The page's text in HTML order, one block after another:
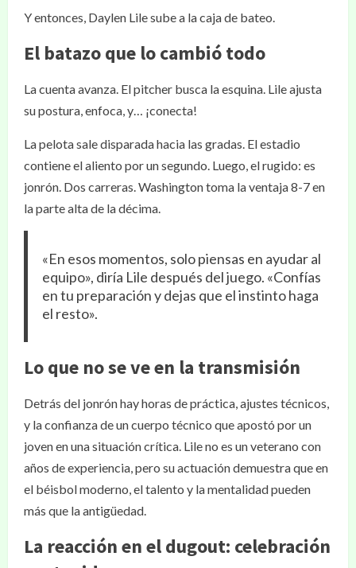
Y entonces, Daylen Lile sube a la caja de bateo.
El batazo que lo cambió todo
La cuenta avanza. El pitcher busca la esquina. Lile ajusta
su postura, enfoca, y… ¡conecta!
La pelota sale disparada hacia las gradas. El estadio
contiene el aliento por un segundo. Luego, el rugido: es
jonrón. Dos carreras. Washington toma la ventaja 8-7 en
la parte alta de la décima.
«En esos momentos, solo piensas en ayudar al
equipo», diría Lile después del juego. «Confías
en tu preparación y dejas que el instinto haga
el resto».
Lo que no se ve en la transmisión
Detrás del jonrón hay horas de práctica, ajustes técnicos,
y la confianza de un cuerpo técnico que apostó por un
joven en una situación crítica. Lile no es un veterano con
años de experiencia, pero su actuación demuestra que en
el béisbol moderno, el talento y la mentalidad pueden
más que la antigüedad.
La reacción en el dugout: celebración